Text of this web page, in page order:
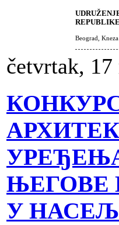
Beograd,
četvrtak, 17
ЊЕГОВЕ
У